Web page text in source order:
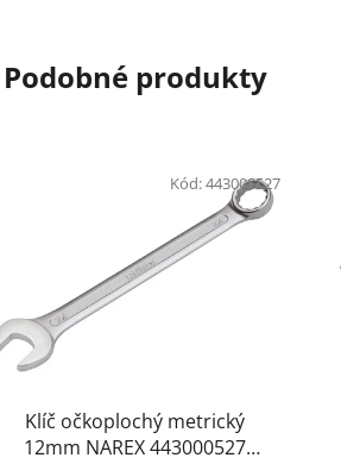
Podobné produkty
Klíč očkoplochý metrický
12mm NAREX 443000527
Kód:443000527